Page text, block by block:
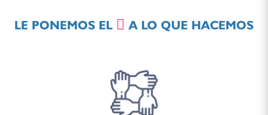
LE PONEMOS EL A LO QUE HACEMOS